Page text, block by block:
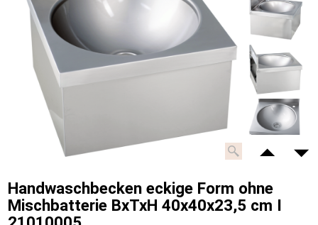
Handwaschbecken eckige Form ohne
Mischbatterie BxTxH 40x40x23,5 cm I